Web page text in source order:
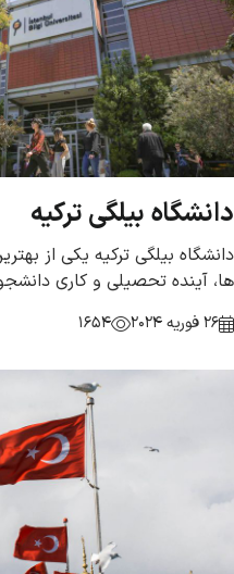
دانشگاه بیلگی ترکیه
ها، آینده تحصیلی و کاری
26 فوریه 2024 1654